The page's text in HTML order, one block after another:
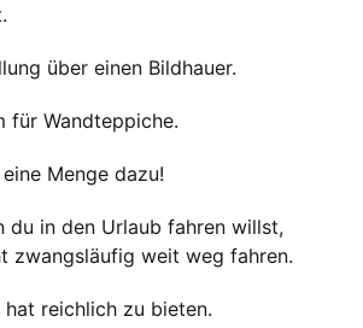
über einen Bildhauer.
für Wandteppiche.
Menge dazu!
du in den Urlaub fahren willst,
zwangsläufig weit weg fahren.
hat reichlich zu bieten.